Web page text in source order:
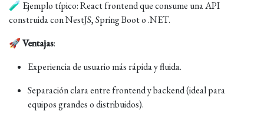
🧪 Ejemplo típico: React frontend que consume una API
construida con NestJS, Spring Boot o .NET.
🚀Ventajas:
Experiencia de usuario más rápida y fluida.
Separación clara entre frontend y backend (ideal para
equipos grandes o distribuidos).